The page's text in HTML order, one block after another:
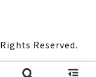
Reserved.